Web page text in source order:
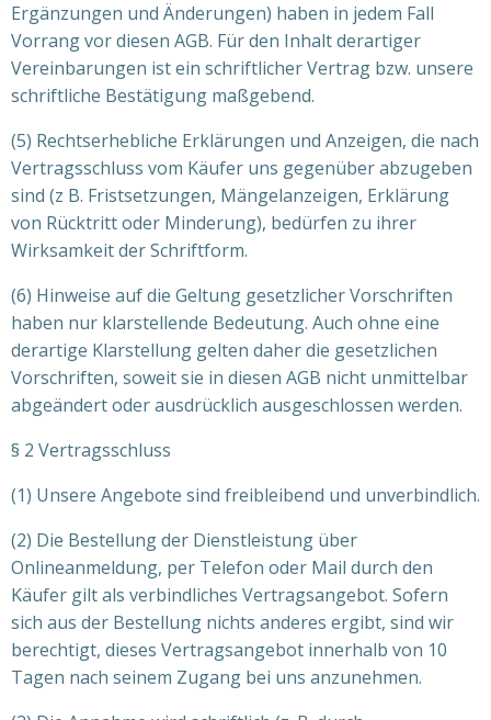
Ergänzungen und Änderungen) haben in jedem Fall
Vorrang vor diesen AGB. Für den Inhalt derartiger
Vereinbarungen ist ein schriftlicher Vertrag bzw. unsere
schriftliche Bestätigung maßgebend.
(5) Rechtserhebliche Erklärungen und Anzeigen, die nach
Vertragsschluss vom Käufer uns gegenüber abzugeben
sind (z B. Fristsetzungen, Mängelanzeigen, Erklärung
von Rücktritt oder Minderung), bedürfen zu ihrer
Wirksamkeit der Schriftform.
(6) Hinweise auf die Geltung gesetzlicher Vorschriften
haben nur klarstellende Bedeutung. Auch ohne eine
derartige Klarstellung gelten daher die gesetzlichen
Vorschriften, soweit sie in diesen AGB nicht unmittelbar
abgeändert oder ausdrücklich ausgeschlossen werden.
§ 2 Vertragsschluss
(1) Unsere Angebote sind freibleibend und unverbindlich.
(2) Die Bestellung der Dienstleistung über
Onlineanmeldung, per Telefon oder Mail durch den
Käufer gilt als verbindliches Vertragsangebot. Sofern
sich aus der Bestellung nichts anderes ergibt, sind wir
berechtigt, dieses Vertragsangebot innerhalb von 10
Tagen nach seinem Zugang bei uns anzunehmen.